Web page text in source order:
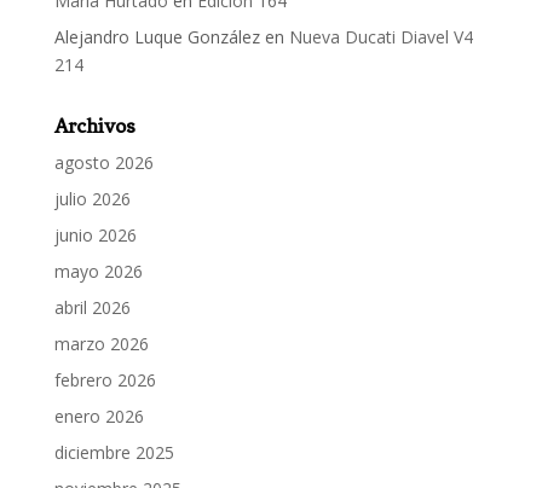
Alejandro Luque Gonzálezen Nueva Ducati Diavel V4
214
Archivos
agosto 2026
julio 2026
junio 2026
mayo 2026
abril 2026
marzo 2026
febrero 2026
enero 2026
diciembre 2025